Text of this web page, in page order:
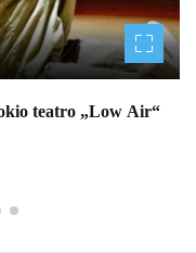
teatro „Low Air“